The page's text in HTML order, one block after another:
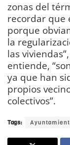
zonas del
recordar que
porque
la
las
entiende,
ya que han
propios
colectivos”.
Tags: